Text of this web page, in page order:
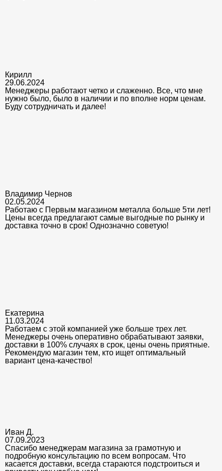
Кирилл
29.06.2024
Менеджеры работают четко и слаженно. Все, что мне
нужно было, было в наличии и по вполне норм ценам.
Буду сотрудничать и далее!
Владимир Чернов
02.05.2024
Работаю с Первым магазином металла больше 5ти лет!
Цены всегда предлагают самые выгодные по рынку и
доставка точно в срок! Однозначно советую!
Екатерина
11.03.2024
Работаем с этой компанией уже больше трех лет.
Менеджеры очень оперативно обрабатывают заявки,
доставки в 100% случаях в срок, цены очень приятные.
Рекомендую магазин тем, кто ищет оптимальный
вариант цена-качество!
Иван Д.
07.09.2023
Спасибо менеджерам магазина за грамотную и
подробную консультацию по всем вопросам. Что
касается доставки, всегда стараются подстроиться и